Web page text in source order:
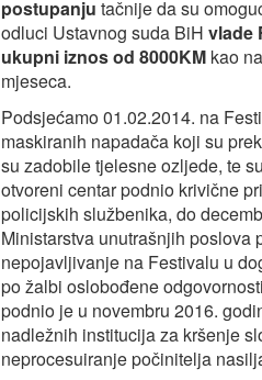
postupanju tačnije da su
odluci Ustavnog suda BiH vlade
ukupni iznos od 8000KM kao
mjeseca.
Podsjećamo 01.02.2014. na
maskiranih napadača koji su
su zadobile tjelesne ozljede, te
otvoreni centar podnio krivične
policijskih službenika, do
Ministarstva unutrašnjih
nepojavljivanje na Festivalu u
po žalbi oslobođene
podnio je u novembru 2016.
nadležnih institucija za kršenje
neprocesuiranje počinitelja